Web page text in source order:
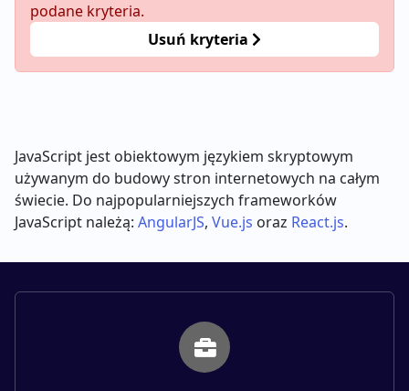
podane kryteria.
Usuń kryteria
JavaScript jest obiektowym językiem skryptowym
używanym do budowy stron internetowych na całym
świecie. Do najpopularniejszych frameworków
JavaScript należą: AngularJS, Vue.js oraz React.js.